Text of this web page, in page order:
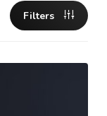
Filters